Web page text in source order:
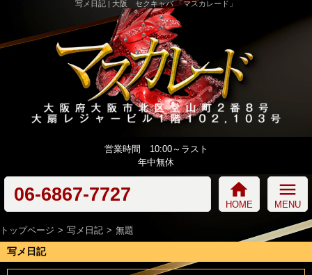
写メ日記 | 大阪 セクキャバ 「マスカレード」
営業時間 10:00～ラスト
年中無休
06-6867-7727 home
HOME
menu
MENU
トップページ 写メ日記 無題
写メ日記